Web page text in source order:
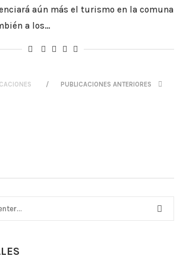
aún más el turismo en la comuna
a los…
PUBLICACIONES ANTERIORES